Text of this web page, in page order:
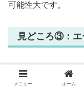
可能性大です。
見どころ③：エ
最長10.6kmの3区
す。新谷仁美、廣
メニュー ホーム